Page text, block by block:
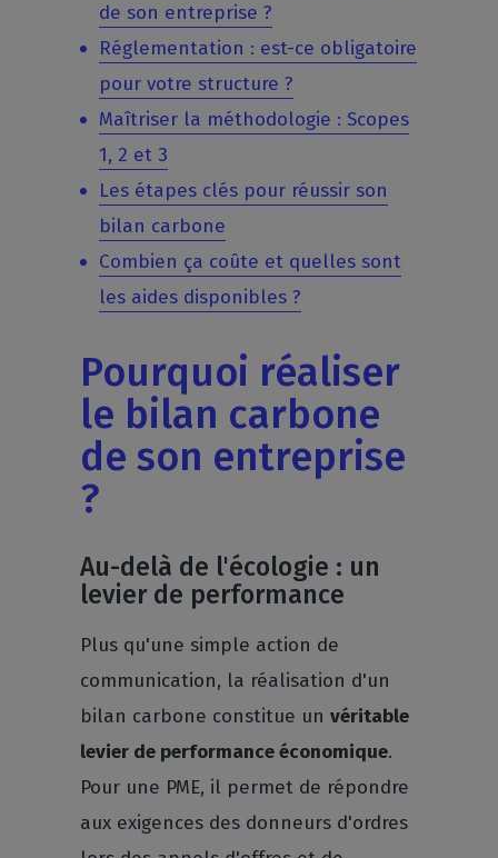
de son entreprise ?
Réglementation : est-ce obligatoire
pour votre structure ?
Maîtriser la méthodologie : Scopes
1, 2 et 3
Les étapes clés pour réussir son
bilan carbone
Combien ça coûte et quelles sont
les aides disponibles ?
Pourquoi réaliser
le bilan carbone
de son entreprise
?
Au-delà de l'écologie : un
levier de performance
Plus qu'une simple action de
communication, la réalisation d'un
bilan carbone constitue unvéritable
levier de performance économique.
Pour une PME, il permet de répondre
aux exigences des donneurs d'ordres